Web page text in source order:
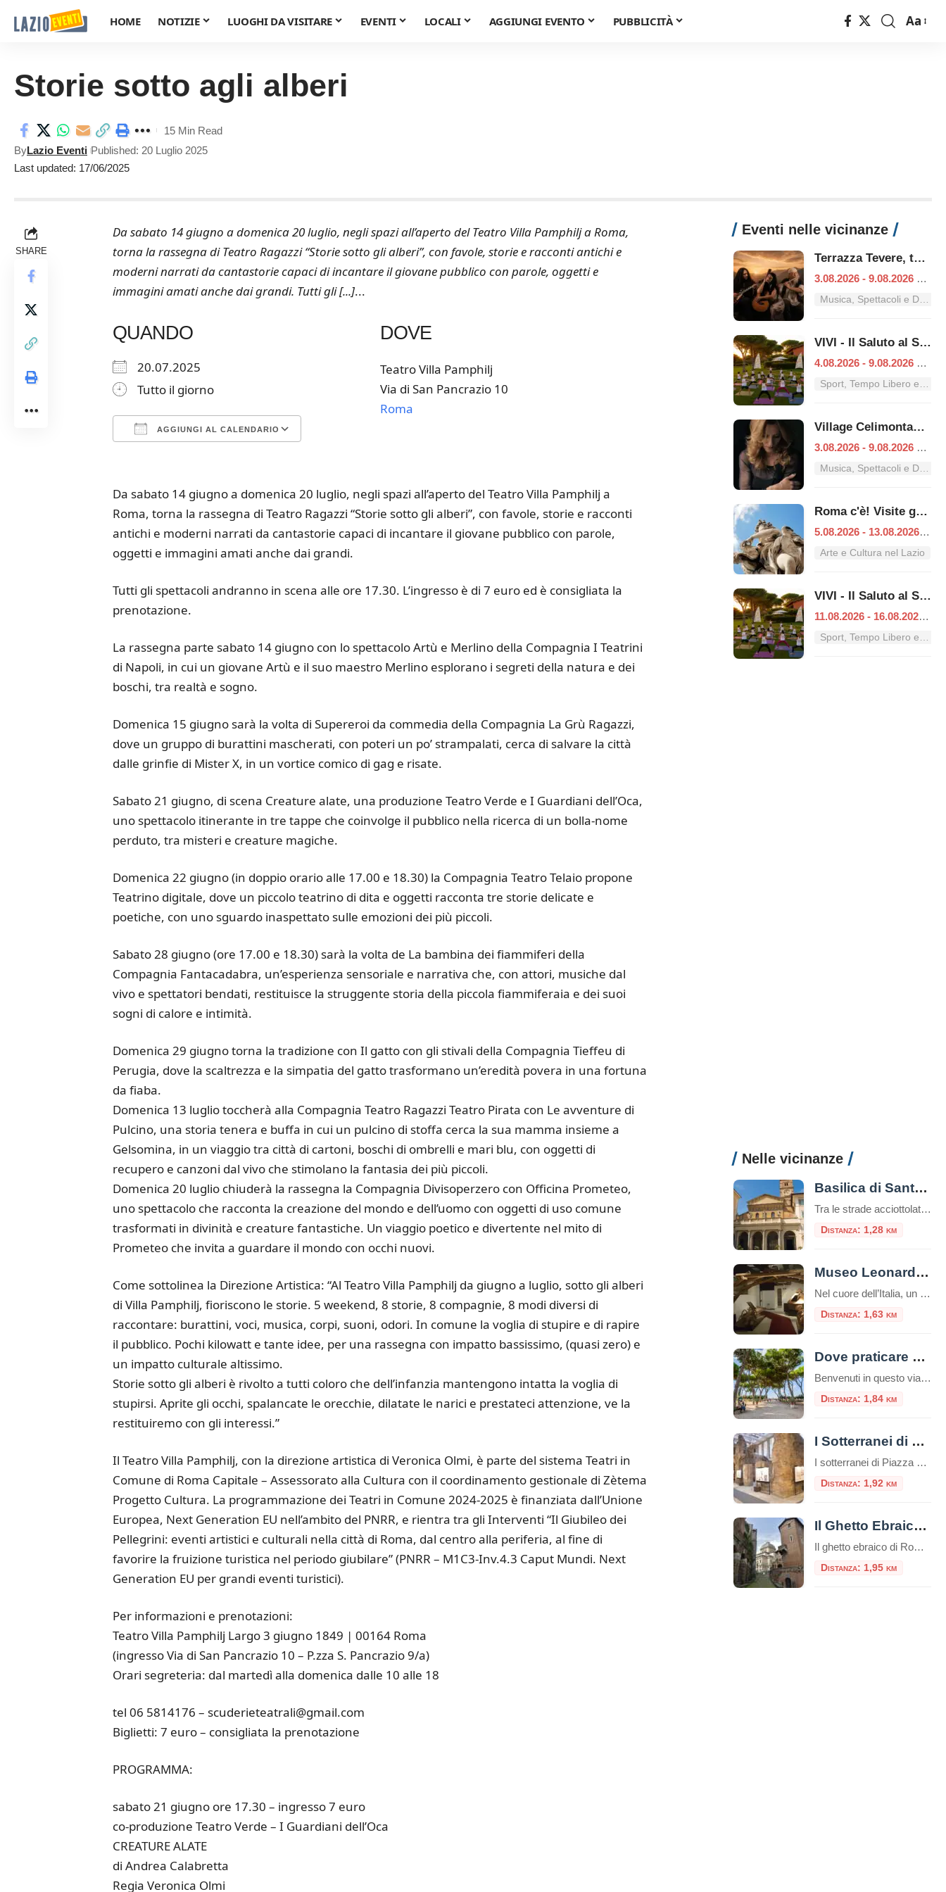
HOME NOTIZIE LUOGHI DA VISITARE EVENTI LOCALI AGGIUNGI EVENTO PUBBLICITÀ
Font
Aa
Storie sotto agli alberi
Last updated: 17/06/2025
ByLazio Eventi Published: 20 Luglio 2025
15 Min Read
SHARE
Da sabato 14 giugno a domenica 20 luglio, negli spazi all’aperto del Teatro Villa Pamphilj a Roma,
torna la rassegna di Teatro Ragazzi “Storie sotto gli alberi”, con favole, storie e racconti antichi e
moderni narrati da cantastorie capaci di incantare il giovane pubblico con parole, oggetti e
immagini amati anche dai grandi. Tutti gli [...]...
QUANDO
20.07.2025
Tutto il giorno
AGGIUNGI AL CALENDARIO
DOVE
Teatro Villa Pamphilj
Via di San Pancrazio 10
Roma
Da sabato 14 giugno a domenica 20 luglio, negli spazi all’aperto del Teatro Villa Pamphilj a
Roma, torna la rassegna di Teatro Ragazzi “Storie sotto gli alberi”, con favole, storie e racconti
antichi e moderni narrati da cantastorie capaci di incantare il giovane pubblico con parole,
oggetti e immagini amati anche dai grandi.
Tutti gli spettacoli andranno in scena alle ore 17.30. L’ingresso è di 7 euro ed è consigliata la
prenotazione.
La rassegna parte sabato 14 giugno con lo spettacolo Artù e Merlino della Compagnia I Teatrini
di Napoli, in cui un giovane Artù e il suo maestro Merlino esplorano i segreti della natura e dei
boschi, tra realtà e sogno.
Domenica 15 giugno sarà la volta di Supereroi da commedia della Compagnia La Grù Ragazzi,
dove un gruppo di burattini mascherati, con poteri un po’ strampalati, cerca di salvare la città
dalle grinfie di Mister X, in un vortice comico di gag e risate.
Sabato 21 giugno, di scena Creature alate, una produzione Teatro Verde e I Guardiani dell’Oca,
uno spettacolo itinerante in tre tappe che coinvolge il pubblico nella ricerca di un bolla-nome
perduto, tra misteri e creature magiche.
Domenica 22 giugno (in doppio orario alle 17.00 e 18.30) la Compagnia Teatro Telaio propone
Teatrino digitale, dove un piccolo teatrino di dita e oggetti racconta tre storie delicate e
poetiche, con uno sguardo inaspettato sulle emozioni dei più piccoli.
Sabato 28 giugno (ore 17.00 e 18.30) sarà la volta de La bambina dei fiammiferi della
Compagnia Fantacadabra, un’esperienza sensoriale e narrativa che, con attori, musiche dal
vivo e spettatori bendati, restituisce la struggente storia della piccola fiammiferaia e dei suoi
sogni di calore e intimità.
Domenica 29 giugno torna la tradizione con Il gatto con gli stivali della Compagnia Tieffeu di
Perugia, dove la scaltrezza e la simpatia del gatto trasformano un’eredità povera in una fortuna
da fiaba.
Domenica 13 luglio toccherà alla Compagnia Teatro Ragazzi Teatro Pirata con Le avventure di
Pulcino, una storia tenera e buffa in cui un pulcino di stoffa cerca la sua mamma insieme a
Gelsomina, in un viaggio tra città di cartoni, boschi di ombrelli e mari blu, con oggetti di
recupero e canzoni dal vivo che stimolano la fantasia dei più piccoli.
Domenica 20 luglio chiuderà la rassegna la Compagnia Divisoperzero con Officina Prometeo,
uno spettacolo che racconta la creazione del mondo e dell’uomo con oggetti di uso comune
trasformati in divinità e creature fantastiche. Un viaggio poetico e divertente nel mito di
Prometeo che invita a guardare il mondo con occhi nuovi.
Come sottolinea la Direzione Artistica: “Al Teatro Villa Pamphilj da giugno a luglio, sotto gli alberi
di Villa Pamphilj, fioriscono le storie. 5 weekend, 8 storie, 8 compagnie, 8 modi diversi di
raccontare: burattini, voci, musica, corpi, suoni, odori. In comune la voglia di stupire e di rapire
il pubblico. Pochi kilowatt e tante idee, per una rassegna con impatto bassissimo, (quasi zero) e
un impatto culturale altissimo.
Storie sotto gli alberi è rivolto a tutti coloro che dell’infanzia mantengono intatta la voglia di
stupirsi. Aprite gli occhi, spalancate le orecchie, dilatate le narici e prestateci attenzione, ve la
restituiremo con gli interessi.”
Il Teatro Villa Pamphilj, con la direzione artistica di Veronica Olmi, è parte del sistema Teatri in
Comune di Roma Capitale – Assessorato alla Cultura con il coordinamento gestionale di Zètema
Progetto Cultura. La programmazione dei Teatri in Comune 2024-2025 è finanziata dall’Unione
Europea, Next Generation EU nell’ambito del PNRR, e rientra tra gli Interventi “Il Giubileo dei
Pellegrini: eventi artistici e culturali nella città di Roma, dal centro alla periferia, al fine di
favorire la fruizione turistica nel periodo giubilare” (PNRR – M1C3-Inv.4.3 Caput Mundi. Next
Generation EU per grandi eventi turistici).
Per informazioni e prenotazioni:
Teatro Villa Pamphilj Largo 3 giugno 1849 | 00164 Roma
(ingresso Via di San Pancrazio 10 – P.zza S. Pancrazio 9/a)
Orari segreteria: dal martedì alla domenica dalle 10 alle 18
tel 06 5814176 – scuderieteatrali@gmail.com
Biglietti: 7 euro – consigliata la prenotazione
PROGRAMMA:
sabato 21 giugno ore 17.30 – ingresso 7 euro
co-produzione Teatro Verde – I Guardiani dell’Oca
CREATURE ALATE
di Andrea Calabretta
Regia Veronica Olmi
Eventi nelle vicinanze
Terrazza Tevere, tutti i concerti dal 3 al 9 agosto
3.08.2026 - 9.08.2026 |
Musica, Spettacoli e Danza nel Lazio
VIVI - Il Saluto al Sole
4.08.2026 - 9.08.2026 |
Sport, Tempo Libero e Divertimento nel Lazio
Village Celimontana: gli appuntamenti dal 3 al 9 agosto
3.08.2026 - 9.08.2026 |
Musica, Spettacoli e Danza nel Lazio
Roma c'è! Visite guidate (anche per bambini) dal 5 al 13 agosto 2026
5.08.2026 - 13.08.2026
|
Arte e Cultura nel Lazio
VIVI - Il Saluto al Sole
11.08.2026 - 16.08.2026
Sport, Tempo Libero e Divertimento nel Lazio
Nelle vicinanze
Basilica di Santa Maria in Trastevere
Tra le strade acciottolate e l’atmosfera bohémienne del quartiere Trastevere, sorge una delle più antiche e affascinanti chiese di Roma: la Basilica di Santa Maria in Trastevere. Un luogo che unisce spiritualità, storia e bellezza artistica in un unico colpo d’occhio. Un’antichità che affascina Secondo la tradizione, la basilica fu fondata nel III secolo d.C. […]
Distanza: 1,28 km
Museo Leonardo Da Vinci Experience
Nel cuore dell’Italia, un museo straordinario invita i visitatori a intraprendere un viaggio affascinante attraverso la mente di uno dei più grandi geni della storia: Leonardo da Vinci. Il Museo Leonardo Da Vinci Experience non è semplicemente un museo tradizionale, ma un’esperienza interattiva che permette di toccare con mano l’eredità del maestro del Rinascimento. Un […]
Distanza: 1,63 km
Dove praticare sport a Roma: consigli utili e attività da svolgere nella capitale
Benvenuti in questo viaggio attraverso le migliori opportunità per praticare sport nella vivace e storica città di Roma. La Capitale italiana non è solo un tesoro di arte, cultura e gastronomia, ma offre anche numerose possibilità per mantenere uno stile di vita attivo e sano, oltre che ecologico. Che siate residenti o turisti, appassionati di sport all’aria aperta o alla […]
Distanza: 1,84 km
I Sotterranei di Piazza Navona
I sotterranei di Piazza Navona sono un complesso di ambienti sotterranei situati sotto la famosa Piazza Navona di Roma, in Italia. Questi sotterranei sono noti come “Stadio di Domiziano” e rappresentano uno dei siti archeologici più importanti della città. Piazza Navona, la più bella piazza barocca di Roma, occupa la pista dell’antico “Stadio di Domiziano”, […]
Distanza: 1,92 km
Il Ghetto Ebraico di Roma
Il ghetto ebraico di Roma è un piccolo quartiere delimitato dal Tevere da una parte e da Piazza Venezia dall’altra, è una zona ricca di storia e cultura e offre diverse attrazioni e luoghi da visitare e numerosi ristorantini tipici.Questo ghetto è stato uno dei primi ghetti istituiti in Europa e ha avuto un impatto […]
Distanza: 1,95 km